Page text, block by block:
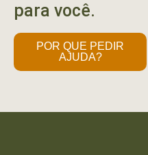
para você.
POR QUE PEDIR
AJUDA?